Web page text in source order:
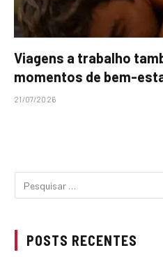
Viagens a trabalho
momentos de bem-
21/07/2026
POSTS RECENTES